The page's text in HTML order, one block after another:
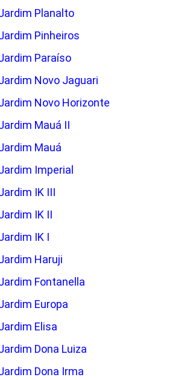
Planalto
Pinheiros
Paraíso
Novo Jaguari
Novo Horizonte
Mauá II
Mauá
Imperial
IK III
IK II
IK I
Haruji
Fontanella
Europa
Elisa
Dona Luiza
Dona Irma